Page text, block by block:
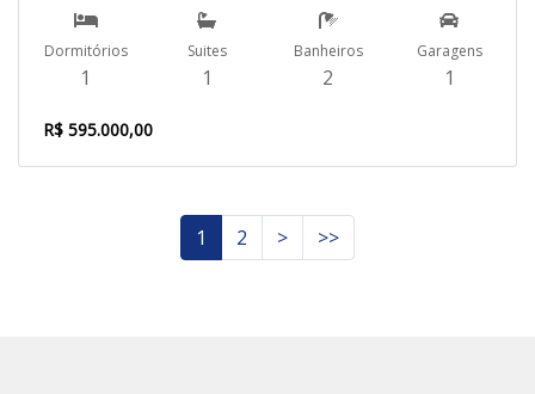
Dormitórios
1
Suites
1
Banheiros
2
Garagens
1
R$ 595.000,00
1 2 > >>